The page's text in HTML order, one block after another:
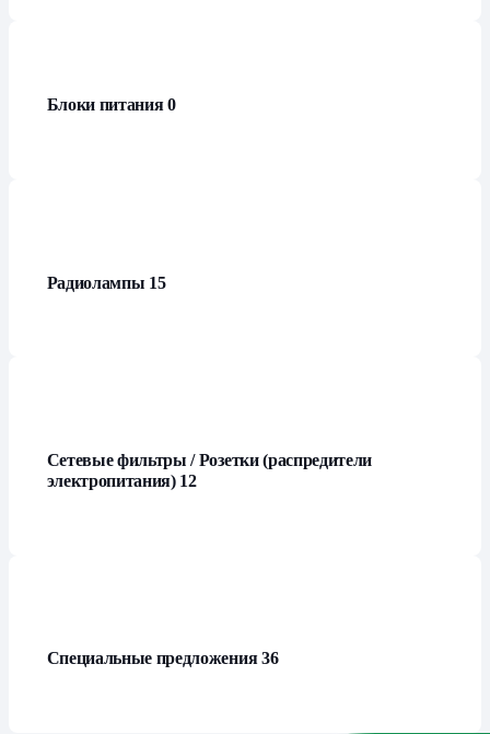
Блоки питания0
Радиолампы 15
Сетевые фильтры / Розетки (распредители
электропитания) 12
Специальные предложения36